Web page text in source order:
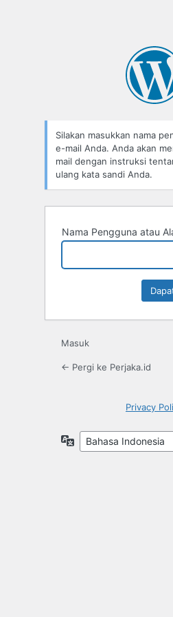
Silakan masukkan nama
e-mail Anda. Anda akan
mail dengan instruksi
ulang kata sandi Anda.
Nama Pengguna atau
Masuk
← Pergi ke Perjaka.id
Privacy
Bahasa